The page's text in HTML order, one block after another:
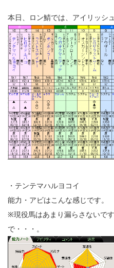
本日、ロン鯖では、アイリッシ
・テンテマハルヨコイ
能力・アビはこんな感じです。
※現役馬はあまり漏らさないで
で・・・。